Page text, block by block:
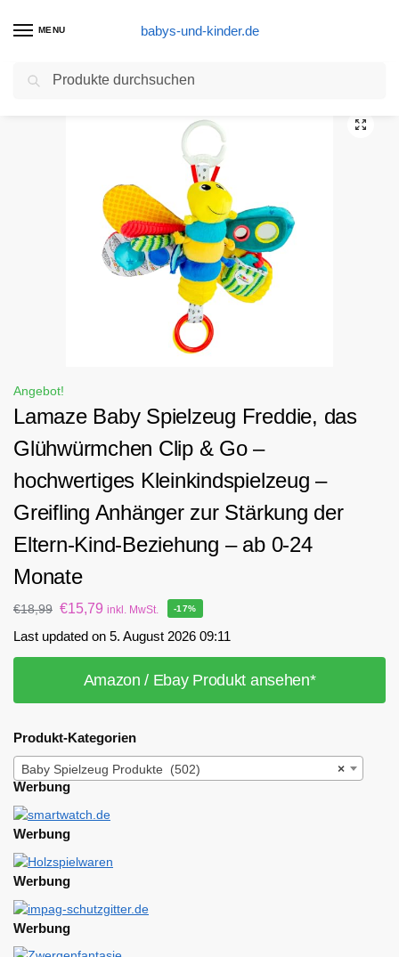
MENU babys-und-kinder.de
Start Baby Spielzeug Produkte / Lamaze Baby Spielzeug Freddie, das Glühwürmchen Clip & Go – hochwertiges Kleinkindspielzeug – Greifling Anhänger zur Stärkung der Eltern-Kind-Beziehung – ab 0-24 Monate
Angebot!
Lamaze Baby Spielzeug Freddie, das
Glühwürmchen Clip & Go –
hochwertiges Kleinkindspielzeug –
Greifling Anhänger zur Stärkung der
Eltern-Kind-Beziehung – ab 0-24
Monate
€18,99 €15,79 inkl. MwSt. -17%
Last updated on 5. August 2026 09:11
Amazon / Ebay Produkt ansehen*
Produkt-Kategorien
×
Baby Spielzeug Produkte (502)
Werbung
Werbung
Werbung
Werbung